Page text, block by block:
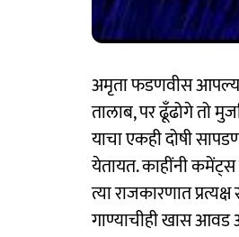
अमृता फडणवीस आपल्या
तालाब, पर ढूँढोगे तो
याचा एकही दोषी
येतायत. काहींनी
त्या राजकारणात
गाण्याचीही खास